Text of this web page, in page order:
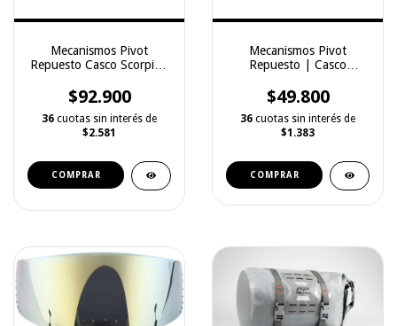
Mecanismos Pivot
Repuesto Casco Scorpion
$92.900
36 cuotas sin interés de
$2.581
Mecanismos Pivot
Repuesto | Casco
Original
$49.800
36 cuotas sin interés de
$1.383
COMPRAR